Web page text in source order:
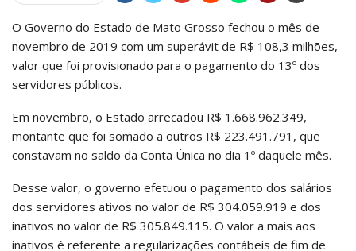
O Governo do Estado de Mato Grosso fechou o mês de
novembro de 2019 com um superávit de R$ 108,3 milhões,
valor que foi provisionado para o pagamento do 13º dos
servidores públicos.
Em novembro, o Estado arrecadou R$ 1.668.962.349,
montante que foi somado a outros R$ 223.491.791, que
constavam no saldo da Conta Única no dia 1º daquele mês.
Desse valor, o governo efetuou o pagamento dos salários
dos servidores ativos no valor de R$ 304.059.919 e dos
inativos no valor de R$ 305.849.115. O valor a mais aos
inativos é referente a regularizações contábeis de fim de